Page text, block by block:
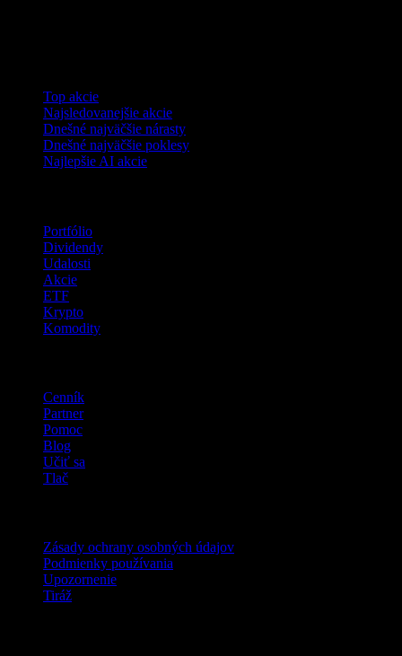
Top akcie
Najsledovanejšie akcie
Dnešné najväčšie nárasty
Dnešné najväčšie poklesy
Najlepšie AI akcie
Portfólio
Dividendy
Udalosti
Akcie
ETF
Krypto
Komodity
Cenník
Partner
Pomoc
Blog
Učiť sa
Tlač
Zásady ochrany osobných údajov
Podmienky používania
Upozornenie
Tiráž